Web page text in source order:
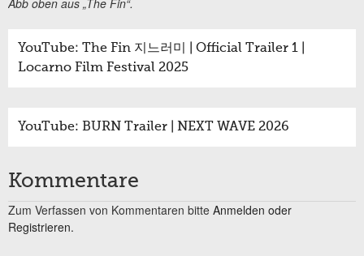
Abb oben aus „The Fin“.
YouTube: The Fin 지느러미 | Official Trailer 1 |
Locarno Film Festival 2025
YouTube: BURN Trailer | NEXT WAVE 2026
Kommentare
Zum Verfassen von Kommentaren bitte Anmelden oder
Registrieren.